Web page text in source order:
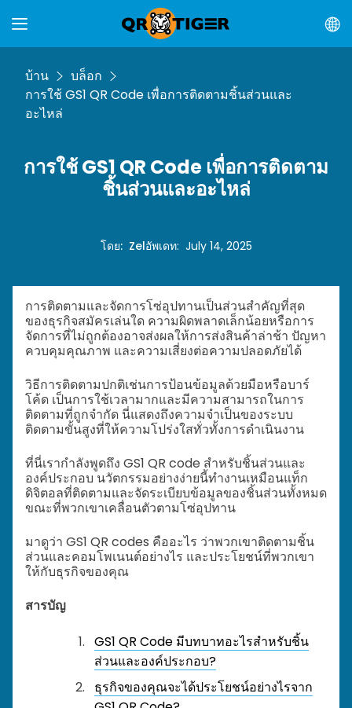
บ้าน
บล็อก
การใช้ GS1 QR Code เพื่อการติดตามชิ้นส่วนและ
อะไหล่
การใช้ GS1 QR Code เพื่อการติดตาม
ชิ้นส่วนและอะไหล่
โดย: Zelอัพเดท: July 14, 2025
การติดตามและจัดการโซ่อุปทานเป็นส่วนสำคัญที่สุด
ของธุรกิจสมัครเล่นใด ความผิดพลาดเล็กน้อยหรือการ
จัดการที่ไม่ถูกต้องอาจส่งผลให้การส่งสินค้าล่าช้า ปัญหา
ควบคุมคุณภาพ และความเสี่ยงต่อความปลอดภัยได้
วิธีการติดตามปกติเช่นการป้อนข้อมูลด้วยมือหรือบาร์
โค้ด เป็นการใช้เวลามากและมีความสามารถในการ
ติดตามที่ถูกจำกัด นี่แสดงถึงความจำเป็นของระบบ
ติดตามขั้นสูงที่ให้ความโปร่งใสทั่วทั้งการดำเนินงาน
ที่นี่เรากำลังพูดถึง GS1 QR code สำหรับชิ้นส่วนและ
องค์ประกอบ นวัตกรรมอย่างง่ายนี้ทำงานเหมือนแท็ก
ดิจิตอลที่ติดตามและจัดระเบียบข้อมูลของชิ้นส่วนทั้งหมด
ขณะที่พวกเขาเคลื่อนตัวตามโซ่อุปทาน
มาดูว่า GS1 QR codes คืออะไร ว่าพวกเขาติดตามชิ้น
ส่วนและคอมโพเนนต์อย่างไร และประโยชน์ที่พวกเขา
ให้กับธุรกิจของคุณ
สารบัญ
GS1 QR Code มีบทบาทอะไรสำหรับชิ้น
ส่วนและองค์ประกอบ?
ธุรกิจของคุณจะได้ประโยชน์อย่างไรจาก